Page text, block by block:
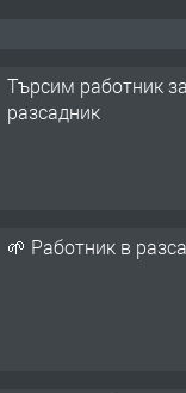
Търсим работник
разсадник
🌱 Работник в